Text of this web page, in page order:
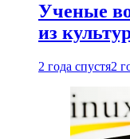
Ученые
из
2 года спустя2